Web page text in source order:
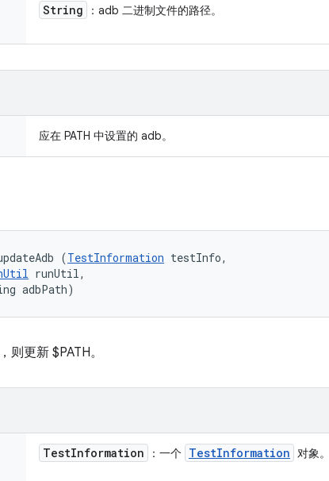
String ：adb 二进制文件的路径。
应在 PATH 中设置的 adb。
(TestInformation testInfo,
runUtil,
adbPath)
更新 $PATH。
TestInformation ：一个 TestInformation 对象。